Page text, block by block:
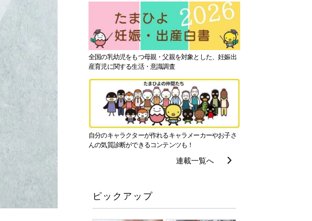
全国の乳幼児をもつ母親・父親を対象とした、妊娠出
産育児に関する生活・意識調査
自分のキャラクターが作れるキャラメーカーやお子さ
んの気質診断ができるコンテンツも！
連載一覧へ
ピックアップ